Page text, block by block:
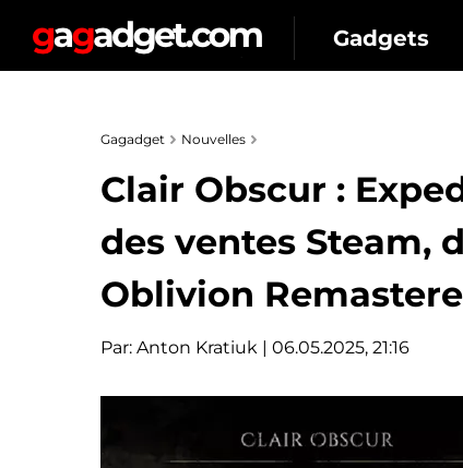
Gadgets
Gagadget Nouvelles
Clair Obscur :
des ventes Steam,
Oblivion
Par: Anton Kratiuk | 06.05.2025, 21:16